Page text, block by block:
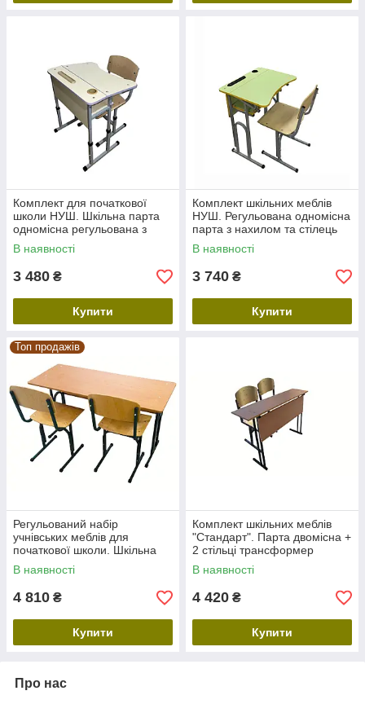
Комплект для початкової
школи НУШ. Шкільна парта
одномісна регульована з
нахилом та поличкою +
стілець трансформер
В наявності
3 480 ₴
Купити
Комплект шкільних меблів
НУШ. Регульована одномісна
парта з нахилом та стілець
трансформер (рост.група 3-
5)
В наявності
3 740 ₴
Купити
Топ продажів
Регульований набір
учнівських меблів для
початкової школи. Шкільна
двомісна парта + 2 стільці
трансформер
В наявності
4 810 ₴
Купити
Комплект шкільних меблів
"Стандарт". Парта двомісна +
2 стільці трансформер
В наявності
4 420 ₴
Купити
Про нас